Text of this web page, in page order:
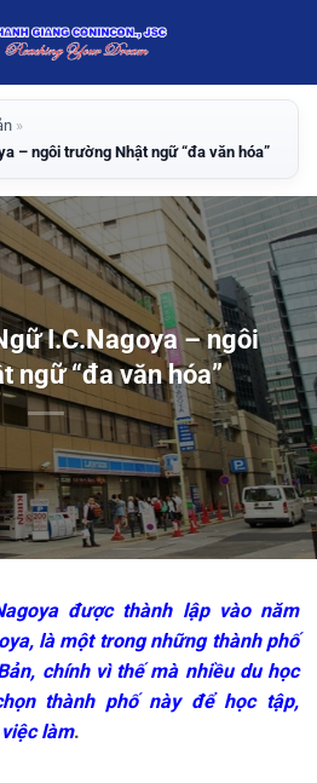
»
– ngôi trường Nhật ngữ “đa văn hóa”
I.C.Nagoya – ngôi
ngữ “đa văn hóa”
được thành lập vào năm
là một trong những thành phố
chính vì thế mà nhiều du học
thành phố này để học tập,
làm.